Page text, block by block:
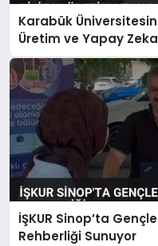
Karabük
Üretim ve Yapay
İŞKUR Sinop’ta
Rehberliği Sunuyor